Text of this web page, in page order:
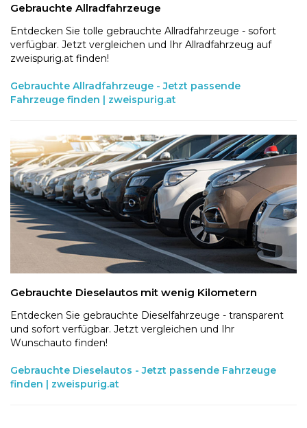
Gebrauchte Allradfahrzeuge
Entdecken Sie tolle gebrauchte Allradfahrzeuge - sofort
verfügbar. Jetzt vergleichen und Ihr Allradfahrzeug auf
zweispurig.at finden!
Gebrauchte Allradfahrzeuge - Jetzt passende
Fahrzeuge finden | zweispurig.at
Gebrauchte Dieselautos mit wenig Kilometern
Entdecken Sie gebrauchte Dieselfahrzeuge - transparent
und sofort verfügbar. Jetzt vergleichen und Ihr
Wunschauto finden!
Gebrauchte Dieselautos - Jetzt passende Fahrzeuge
finden | zweispurig.at